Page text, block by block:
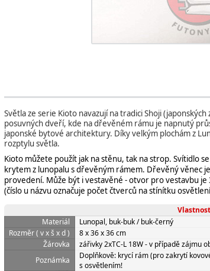
Světla ze serie Kioto navazují na tradici Shoji
posuvných dveří, kde na dřevěném rámu je napnutý
japonské bytové architektury. Díky velkým plochám z
rozptylu světla.
Kioto můžete použít jak na stěnu, tak na strop. Svítidlo
krytem z lunopalu s dřevěným rámem. Dřevěný věnec
provedení. Může být i vestavěné - otvor pro vestavbu je
(číslo u názvu označuje počet čtverců na stínítku
Materiál
Lunopal, buk-buk / buk-černý
Rozměr ( v x š x d )
8 x 36 x 36 cm
Žárovka
zářivky 2xTC-L 18W - v případě zájmu
Poznámka
Doplňkově: krycí rám (pro zakrytí
s osvětlením!